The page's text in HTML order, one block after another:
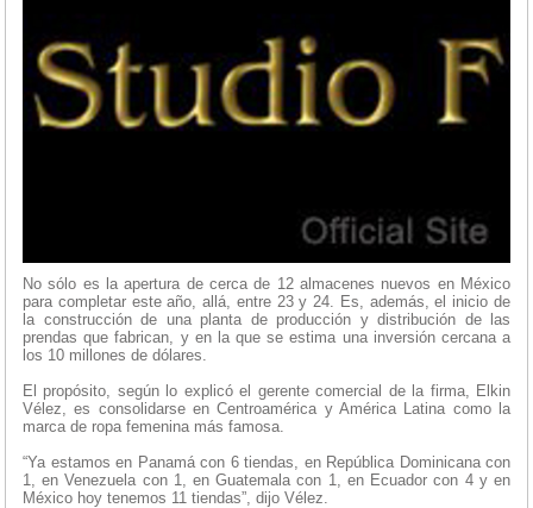
No sólo es la apertura de cerca de 12 almacenes nuevos en México
para completar este año, allá, entre 23 y 24. Es, además, el inicio de
la construcción de una planta de producción y distribución de las
prendas que fabrican, y en la que se estima una inversión cercana a
los 10 millones de dólares.
El propósito, según lo explicó el gerente comercial de la firma, Elkin
Vélez, es consolidarse en Centroamérica y América Latina como la
marca de ropa femenina más famosa.
“Ya estamos en Panamá con 6 tiendas, en República Dominicana con
1, en Venezuela con 1, en Guatemala con 1, en Ecuador con 4 y en
México hoy tenemos 11 tiendas”, dijo Vélez.